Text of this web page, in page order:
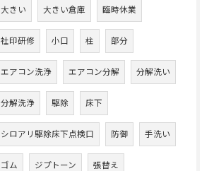
大きい 大きい倉庫 臨時休業
社印研修 小口 柱 部分
エアコン洗浄 エアコン分解 分解洗い
分解洗浄 駆除 床下
シロアリ駆除床下点検口 防御 手洗い
ゴム ジプトーン 張替え